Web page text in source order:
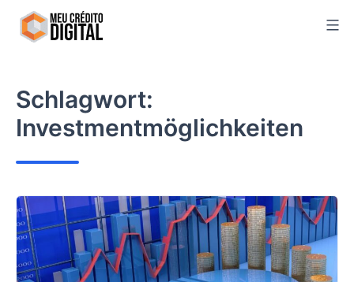
Skip
Schlagwort:
Investmentmöglichkeiten